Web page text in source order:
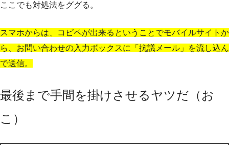
ここでも対処法をググる。
スマホからは、コピペが出来るということでモバイルサイトか
ら、お問い合わせの入力ボックスに「抗議メール」を流し込ん
で送信。
最後まで手間を掛けさせるヤツだ（お
こ）